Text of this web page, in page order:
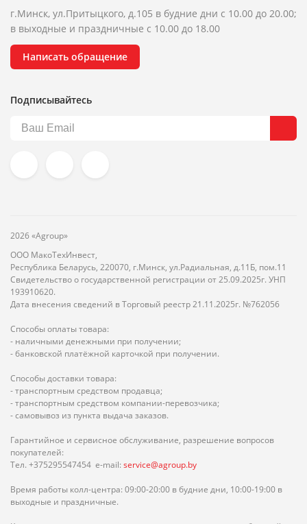
г.Минск, ул.Притыцкого, д.105 в будние дни с 10.00 до 20.00;
в выходные и праздничные с 10.00 до 18.00
Написать обращение
Подписывайтесь
2026 «Agroup»
ООО МакоТехИнвест,
Республика Беларусь, 220070, г.Минск, ул.Радиальная, д.11Б, пом.11
Свидетельство о государственной регистрации от 25.09.2025г. УНП
193910620.
Дата внесения сведений в Торговый реестр 21.11.2025г. №762056
Способы оплаты товара:
- наличными денежными при получении;
- банковской платёжной карточкой при получении.
Способы доставки товара:
- транспортным средством продавца;
- транспортным средством компании-перевозчика;
- самовывоз из пункта выдача заказов.
Гарантийное и сервисное обслуживание, разрешение вопросов
покупателей:
Тел. +375295547454 e-mail: service@agroup.by
Время работы колл-центра: 09:00-20:00 в будние дни, 10:00-19:00 в
выходные и праздничные.